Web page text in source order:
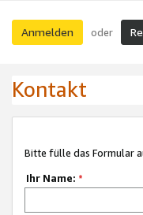
Anmelden oder
Kontakt
Bitte fülle das Formular
Ihr Name: *